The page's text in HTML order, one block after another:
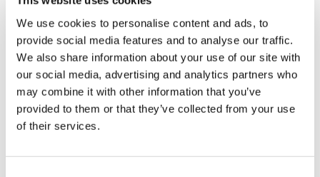
We use cookies to personalise content and ads, to
provide social media features and to analyse our traffic.
We also share information about your use of our site with
our social media, advertising and analytics partners who
may combine it with other information that you’ve
provided to them or that they’ve collected from your use
of their services.
Kunden ein entscheidender Faktor:
„Nachhaltigkeit wird immer wichtiger. Wir
können bei Anfragen mit der besseren
Ökobilanz der Tadano-Krane punkten. Das ist
für unsere Kunden inzwischen teilweise ein
wichtiges Entscheidungskriterium“, erklärt
Für Kranbetreiber sind die vergleichsweise